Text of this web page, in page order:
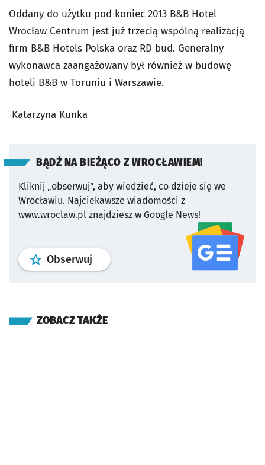
Oddany do użytku pod koniec 2013 B&B Hotel
Wrocław Centrum jest już trzecią wspólną realizacją
firm B&B Hotels Polska oraz RD bud. Generalny
wykonawca zaangażowany był również w budowę
hoteli B&B w Toruniu i Warszawie.
Katarzyna Kunka
BĄDŹ NA BIEŻĄCO Z WROCŁAWIEM!
Kliknij „obserwuj”, aby wiedzieć, co dzieje się we
Wrocławiu. Najciekawsze wiadomości z
www.wroclaw.pl znajdziesz w Google News!
Obserwuj profil serwisu
ZOBACZ TAKŻE